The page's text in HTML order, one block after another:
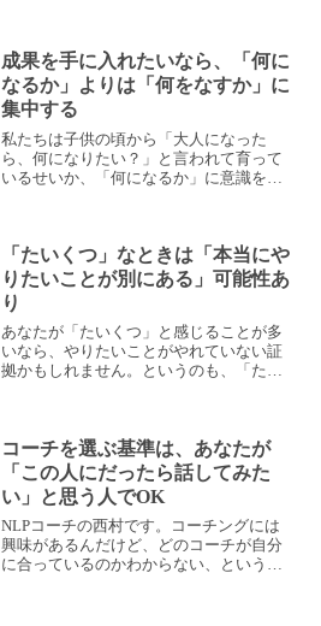
成果を手に入れたいなら、「何に
なるか」よりは「何をなすか」に
集中する
私たちは子供の頃から「大人になった
ら、何になりたい？」と言われて育って
いるせいか、「何になるか」に意識を向
とか。「何になるか」に意識...
「たいくつ」なときは「本当にや
りたいことが別にある」可能性あ
り
あなたが「たいくつ」と感じることが多
いなら、やりたいことがやれていない証
拠かもしれません。というのも、「たい
たりしてしまったときのリ...
コーチを選ぶ基準は、あなたが
「この人にだったら話してみた
い」と思う人でOK
NLPコーチの西村です。コーチングには
興味があるんだけど、どのコーチが自分
に合っているのかわからない、というこ